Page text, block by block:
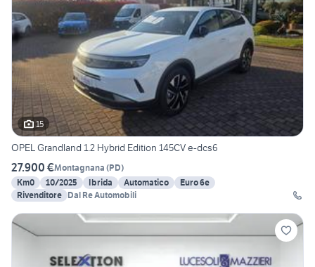
15
OPEL Grandland 1.2 Hybrid Edition 145CV e-dcs6
27.900 €Montagnana (PD)
Km0
10/2025 Ibrida Automatico
Euro 6e
Rivenditore Dal Re Automobili